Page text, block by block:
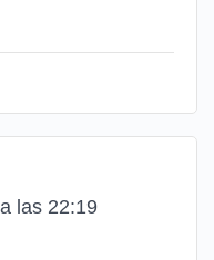
las 22:19